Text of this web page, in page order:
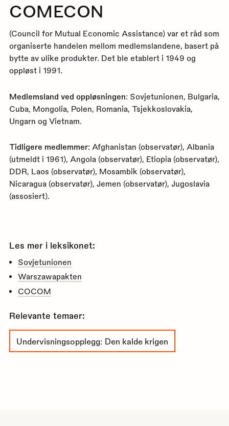
COMECON
(Council for Mutual Economic Assistance) var et råd som
organiserte handelen mellom medlemslandene, basert på
bytte av ulike produkter. Det ble etablert i 1949 og
oppløst i 1991.
Medlemsland ved oppløsningen: Sovjetunionen, Bulgaria,
Cuba, Mongolia, Polen, Romania, Tsjekkoslovakia,
Ungarn og Vietnam.
Tidligere medlemmer: Afghanistan (observatør), Albania
(utmeldt i 1961), Angola (observatør), Etiopia (observatør),
DDR, Laos (observatør), Mosambik (observatør),
Nicaragua (observatør), Jemen (observatør), Jugoslavia
(assosiert).
Les mer i leksikonet:
Sovjetunionen
Warszawapakten
COCOM
Relevante temaer:
Undervisningsopplegg: Den kalde krigen